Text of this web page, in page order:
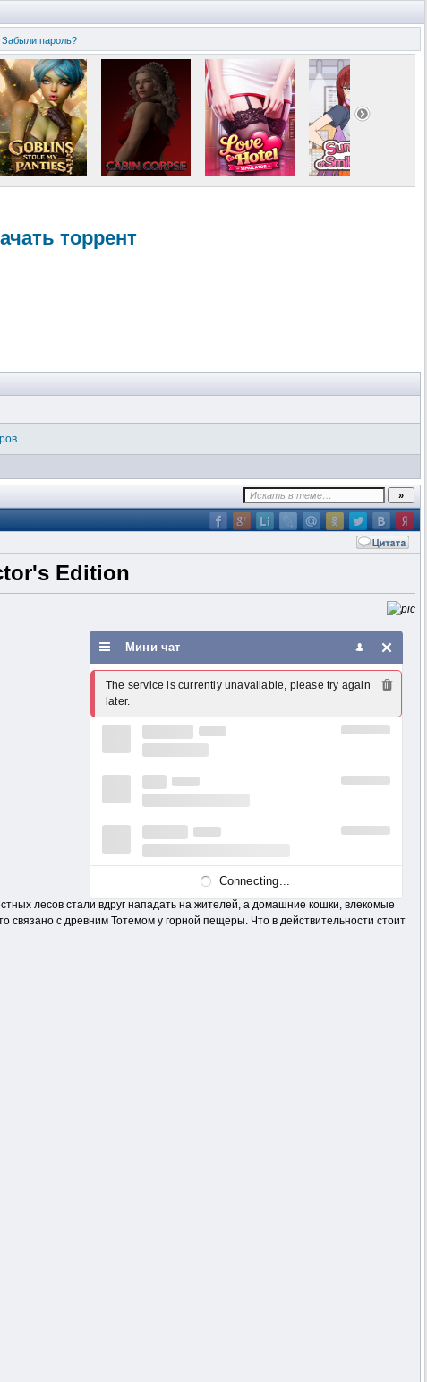
Забыли пароль?
торрент
Edition
лесов стали вдруг нападать на жителей, а домашние кошки, влекомые
с древним Тотемом у горной пещеры. Что в действительности стоит
Мини чат
The service is currently unavailable, please try again
later.
Connecting...